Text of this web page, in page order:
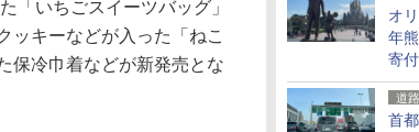
オ
年
寄
活
道路
首
「いちごスイーツバッグ」
ッキーなどが入った「ねこ
保冷巾着などが新発売とな